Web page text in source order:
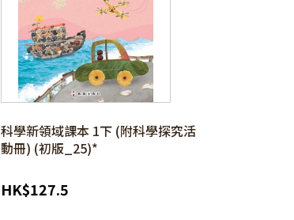
科學新領域課本 1下 (附科學探究活
動冊) (初版_25)*
HK$127.5